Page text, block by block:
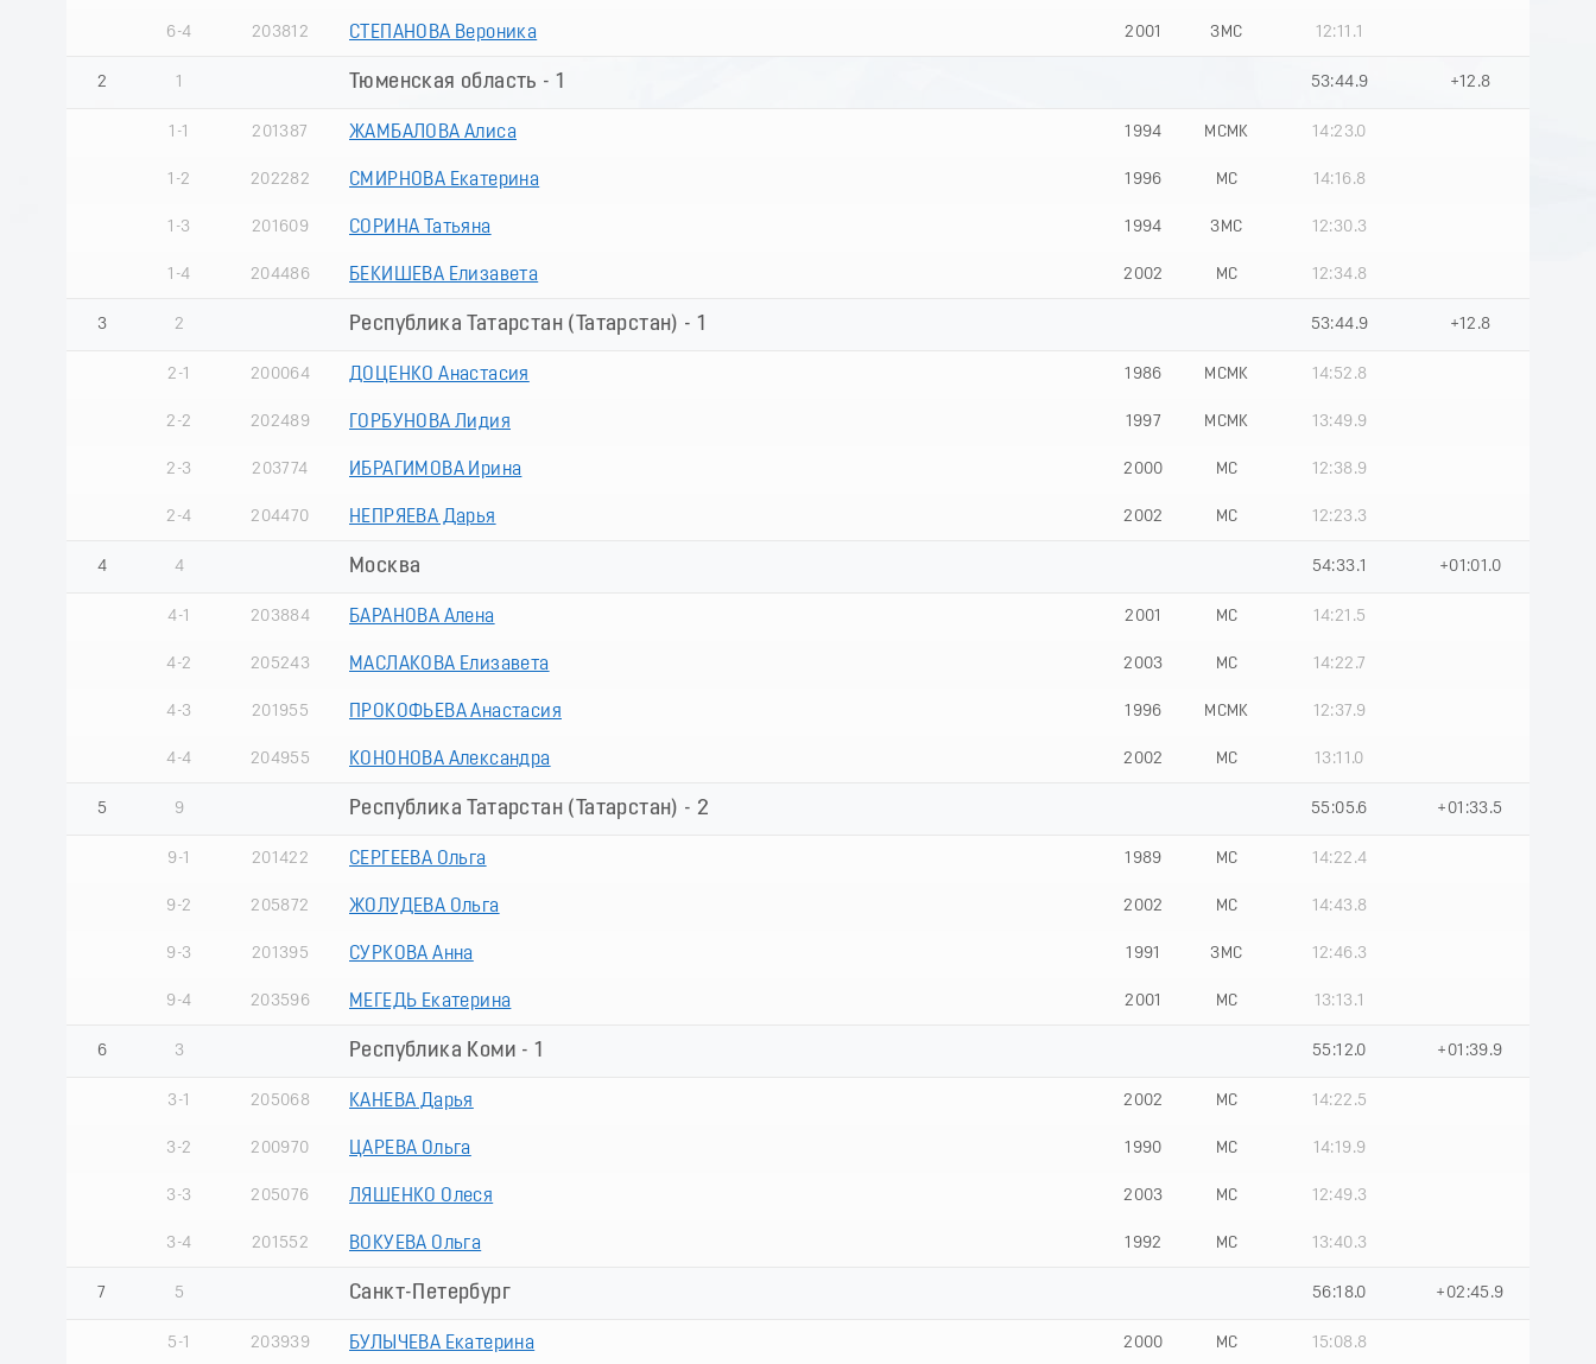
6-4 203812 СТЕПАНОВА Вероника 2001 ЗМС 12:11.1
2 1 Тюменская область - 1 53:44.9 +12.8
1-1 201387 ЖАМБАЛОВА Алиса 1994 МСМК 14:23.0
1-2 202282 СМИРНОВА Екатерина 1996 МС 14:16.8
1-3 201609 СОРИНА Татьяна 1994 ЗМС 12:30.3
1-4 204486 БЕКИШЕВА Елизавета 2002 МС 12:34.8
3 2 Республика Татарстан (Татарстан) - 1 53:44.9 +12.8
2-1 200064 ДОЦЕНКО Анастасия 1986 МСМК 14:52.8
2-2 202489 ГОРБУНОВА Лидия 1997 МСМК 13:49.9
2-3 203774 ИБРАГИМОВА Ирина 2000 МС 12:38.9
2-4 204470 НЕПРЯЕВА Дарья 2002 МС 12:23.3
4 4 Москва 54:33.1 +01:01.0
4-1 203884 БАРАНОВА Алена 2001 МС 14:21.5
4-2 205243 МАСЛАКОВА Елизавета 2003 МС 14:22.7
4-3 201955 ПРОКОФЬЕВА Анастасия 1996 МСМК 12:37.9
4-4 204955 КОНОНОВА Александра 2002 МС 13:11.0
5 9 Республика Татарстан (Татарстан) - 2 55:05.6 +01:33.5
9-1 201422 СЕРГЕЕВА Ольга 1989 МС 14:22.4
9-2 205872 ЖОЛУДЕВА Ольга 2002 МС 14:43.8
9-3 201395 СУРКОВА Анна 1991 ЗМС 12:46.3
9-4 203596 МЕГЕДЬ Екатерина 2001 МС 13:13.1
6 3 Республика Коми - 1 55:12.0 +01:39.9
3-1 205068 КАНЕВА Дарья 2002 МС 14:22.5
3-2 200970 ЦАРЕВА Ольга 1990 МС 14:19.9
3-3 205076 ЛЯШЕНКО Олеся 2003 МС 12:49.3
3-4 201552 ВОКУЕВА Ольга 1992 МС 13:40.3
7 5 Санкт-Петербург 56:18.0 +02:45.9
5-1 203939 БУЛЫЧЕВА Екатерина 2000 МС 15:08.8